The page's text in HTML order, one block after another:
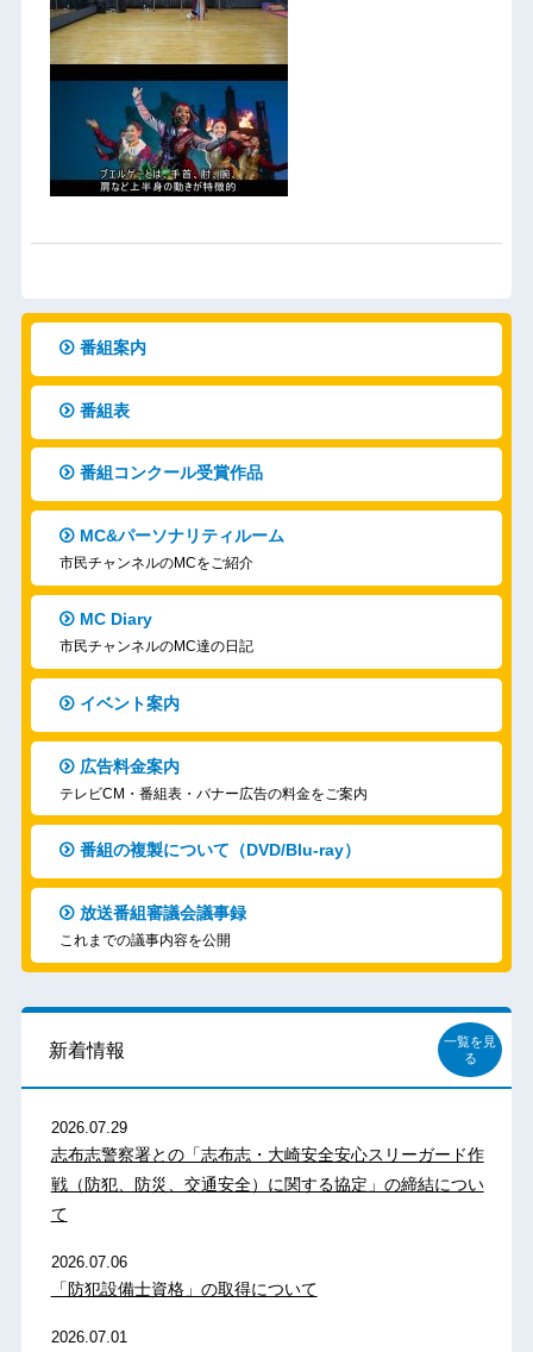
番組案内
番組表
番組コンクール受賞作品
MC&パーソナリティルーム
市民チャンネルのMCをご紹介
MC Diary
市民チャンネルのMC達の日記
イベント案内
広告料金案内
テレビCM・番組表・バナー広告の料金をご案内
番組の複製について（DVD/Blu-ray）
放送番組審議会議事録
これまでの議事内容を公開
新着情報
一覧を見
る
2026.07.29
志布志警察署との「志布志・大崎安全安心スリーガード作
戦（防犯、防災、交通安全）に関する協定」の締結につい
て
2026.07.06
「防犯設備士資格」の取得について
2026.07.01